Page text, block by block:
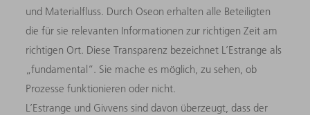
und Materialfluss. Durch Oseon erhalten alle Beteiligten
die für sie relevanten Informationen zur richtigen Zeit am
richtigen Ort. Diese Transparenz bezeichnet L’Estrange als
„fundamental“. Sie mache es möglich, zu sehen, ob
Prozesse funktionieren oder nicht.
L’Estrange und Givvens sind davon überzeugt, dass der